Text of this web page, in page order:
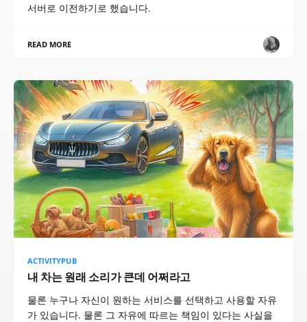
서버로 이전하기로 했습니다.
READ MORE
ACTIVITYPUB
내 차는 원래 소리가 큰데 어쩌라고
물론 누구나 자신이 원하는 서비스를 선택하고 사용할 자유
가 있습니다. 물론 그 자유에 따르는 책임이 있다는 사실을